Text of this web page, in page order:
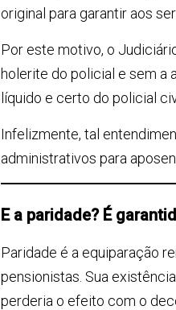
original para garantir aos
Por este motivo, o
holerite do policial e sem a
líquido e certo do policial
Infelizmente, tal
administrativos para
E a paridade? É
Paridade é a equiparação
pensionistas. Sua
perderia o efeito com o